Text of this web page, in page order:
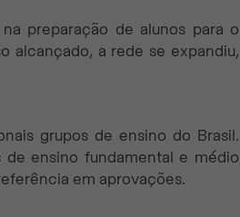
preparação de alunos para o
alcançado, a rede se expandiu,
grupos de ensino do Brasil.
ensino fundamental e médio
em aprovações.